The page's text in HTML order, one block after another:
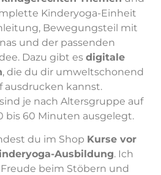
Kinderyoga-Einheit
Bewegungsteil mit
und der passenden
Dazu gibt es digitale
, die du dir umweltschonend
ausdrucken kannst.
sind je nach Altersgruppe auf
bis 60 Minuten ausgelegt.
du im Shop Kurse vor
Ausbildung. Ich
beim Stöbern und